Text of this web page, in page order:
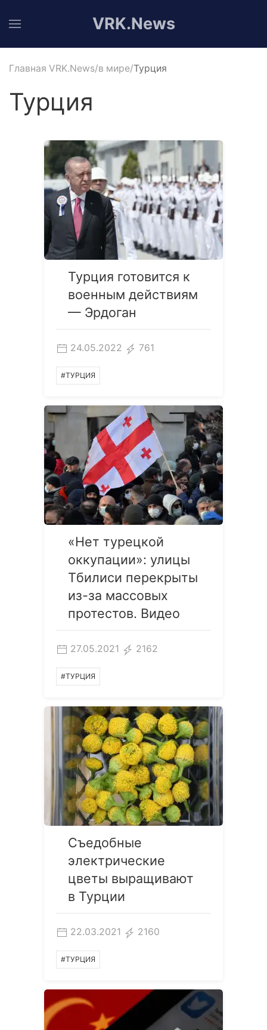
VRK.News
Главная VRK.News в мире Турция
Турция
Турция готовится к
военным действиям
— Эрдоган
24.05.2022 761
#ТУРЦИЯ
«Нет турецкой
оккупации»: улицы
Тбилиси перекрыты
из-за массовых
протестов. Видео
27.05.2021 2162
#ТУРЦИЯ
Съедобные
электрические
цветы выращивают
в Турции
22.03.2021 2160
#ТУРЦИЯ